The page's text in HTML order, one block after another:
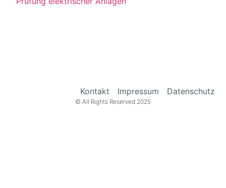
Kontakt Impressum Datenschutz
© All Rights Reserved 2025